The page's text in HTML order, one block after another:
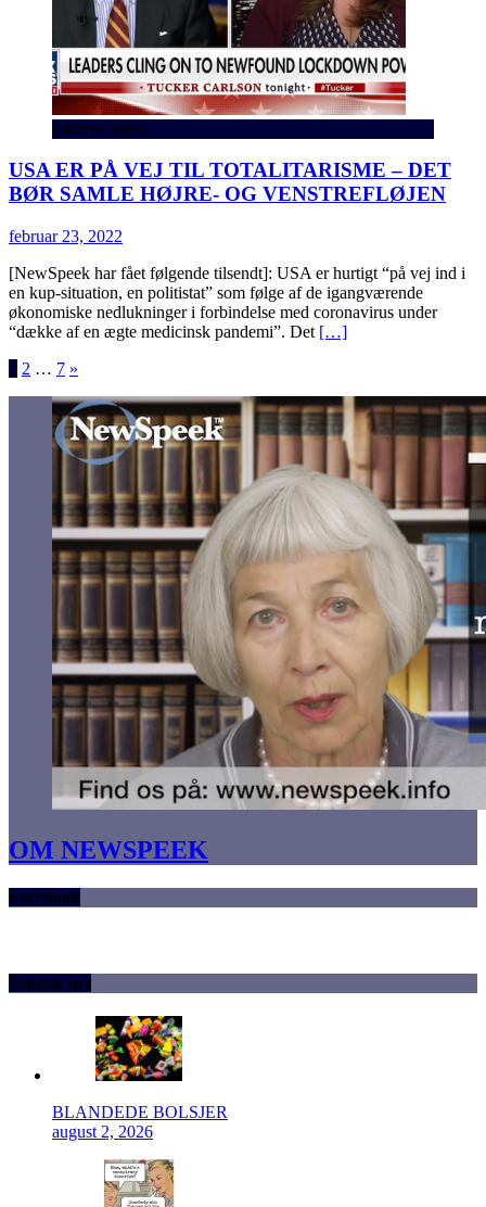
Ekstern video
USA ER PÅ VEJ TIL TOTALITARISME – DET
BØR SAMLE HØJRE- OG VENSTREFLØJEN
februar 23, 2022
[NewSpeek har fået følgende tilsendt]: USA er hurtigt “på vej ind i
en kup-situation, en politistat” som følge af de igangværende
økonomiske nedlukninger i forbindelse med coronavirus under
“dække af en ægte medicinsk pandemi”. Det […]
Indlægsinddeling
1 2 … 7 »
OM NEWSPEEK
Facebook
Seneste nyt
BLANDEDE BOLSJER
august 2, 2026